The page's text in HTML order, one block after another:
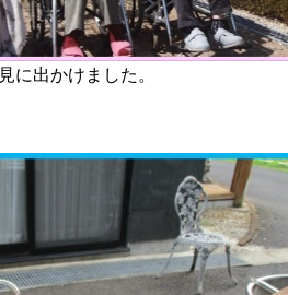
に出かけました。